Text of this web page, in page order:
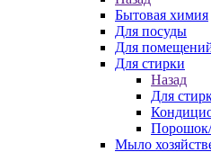
Бытовая химия
Для посуды
Для
Для стирки
Назад
Для
Порошок/
Мыло